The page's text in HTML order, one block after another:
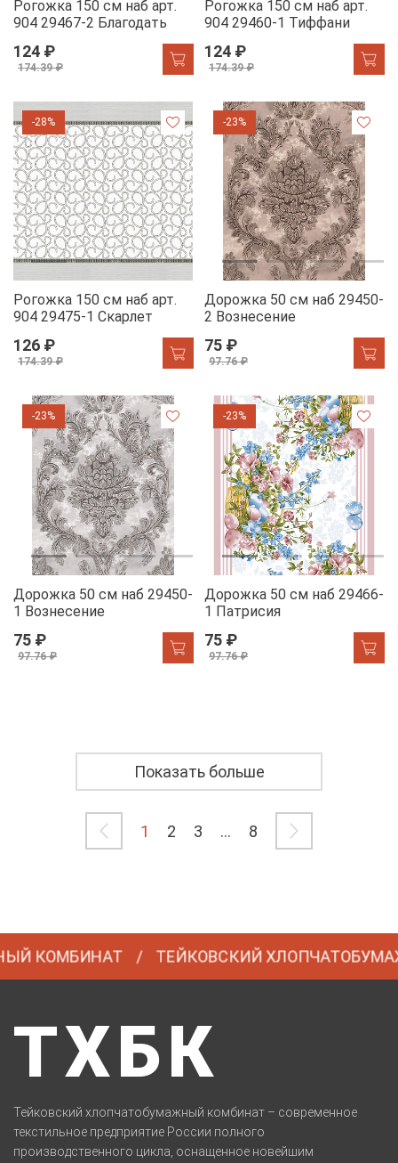
Рогожка 150 см наб арт.
904 29467-2 Благодать
124 ₽
174.39 ₽
Рогожка 150 см наб арт.
904 29460-1 Тиффани
124 ₽
174.39 ₽
-28%
Рогожка 150 см наб арт.
904 29475-1 Скарлет
126 ₽
174.39 ₽
-23%
Дорожка 50 см наб 29450-
2 Вознесение
75 ₽
97.76 ₽
-23%
Дорожка 50 см наб 29450-
1 Вознесение
75 ₽
97.76 ₽
-23%
Дорожка 50 см наб 29466-
1 Патрисия
75 ₽
97.76 ₽
Показать больше
1 2 3 ... 8
ТЕЙКОВСКИЙ
ТХБК
Тейковский хлопчатобумажный комбинат – современное
текстильное предприятие России полного
производственного цикла, оснащенное новейшим